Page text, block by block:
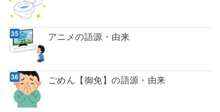
アニメの語源・由来
ごめん【御免】の語源・由来